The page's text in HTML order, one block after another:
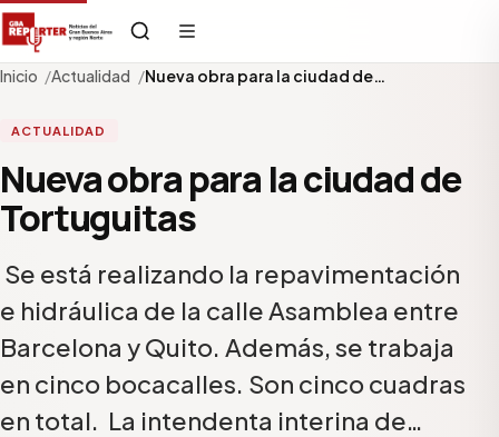
Inicio Actualidad Nueva obra para la ciudad de…
ACTUALIDAD
Nueva obra para la ciudad de
Tortuguitas
Se está realizando la repavimentación
e hidráulica de la calle Asamblea entre
Barcelona y Quito. Además, se trabaja
en cinco bocacalles. Son cinco cuadras
en total. La intendenta interina de…